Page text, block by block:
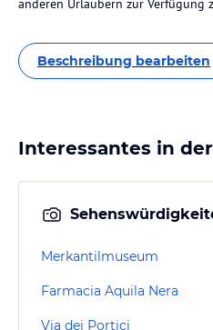
anderen Urlaubern zur Verfügung
Beschreibung bearbeiten
Interessantes in
Merkantilmuseum
Farmacia Aquila Nera
Via dei Portici